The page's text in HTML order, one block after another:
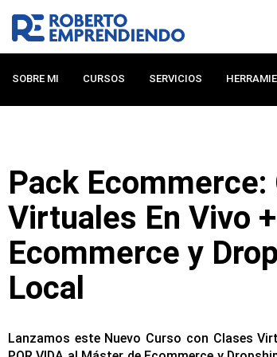
contenido
SOBRE MI CURSOS SERVICIOS
Pack Ecommerce:
Virtuales En Vivo
Ecommerce y
Local
Lanzamos este Nuevo Curso con Clases